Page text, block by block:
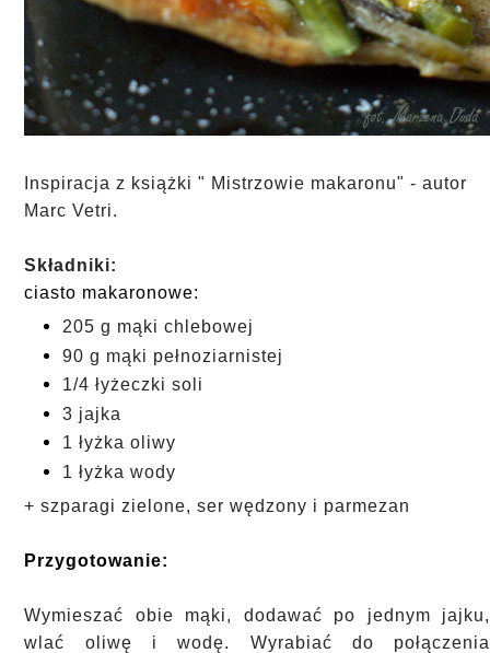
nspiracja z książki " Mistrzowie makaronu" - autor
Marc Vetri.
Składniki:
ciasto makaronowe:
205 g mąki chlebowej
90 g mąki pełnoziarnistej
1/4 łyżeczki soli
3 jajka
1 łyżka oliwy
1 łyżka wody
+ szparagi zielone, ser wędzony i parmezan
Przygotowanie:
Wymieszać obie mąki, dodawać po jednym jajku,
wlać oliwę i wodę. Wyrabiać do połączenia